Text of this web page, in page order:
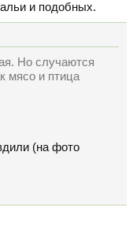
и подобных.
Но случаются
мясо и птица
(на фото